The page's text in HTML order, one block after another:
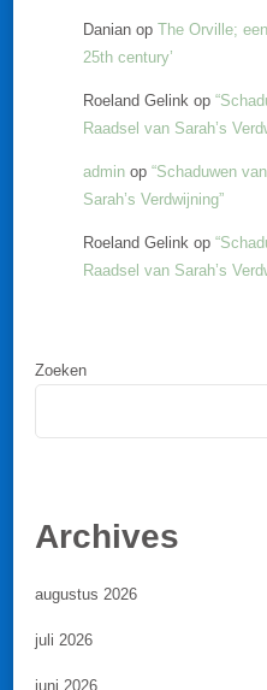
Danian op The Orville;
25th century’
Roeland Gelink op
Raadsel van Sarah’s
admin op “Schaduwen
Sarah’s Verdwijning”
Roeland Gelink op
Raadsel van Sarah’s
Zoeken
Archives
augustus 2026
juli 2026
juni 2026